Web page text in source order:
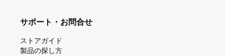
サポート・お問合せ
ストアガイド
製品の探し⽅